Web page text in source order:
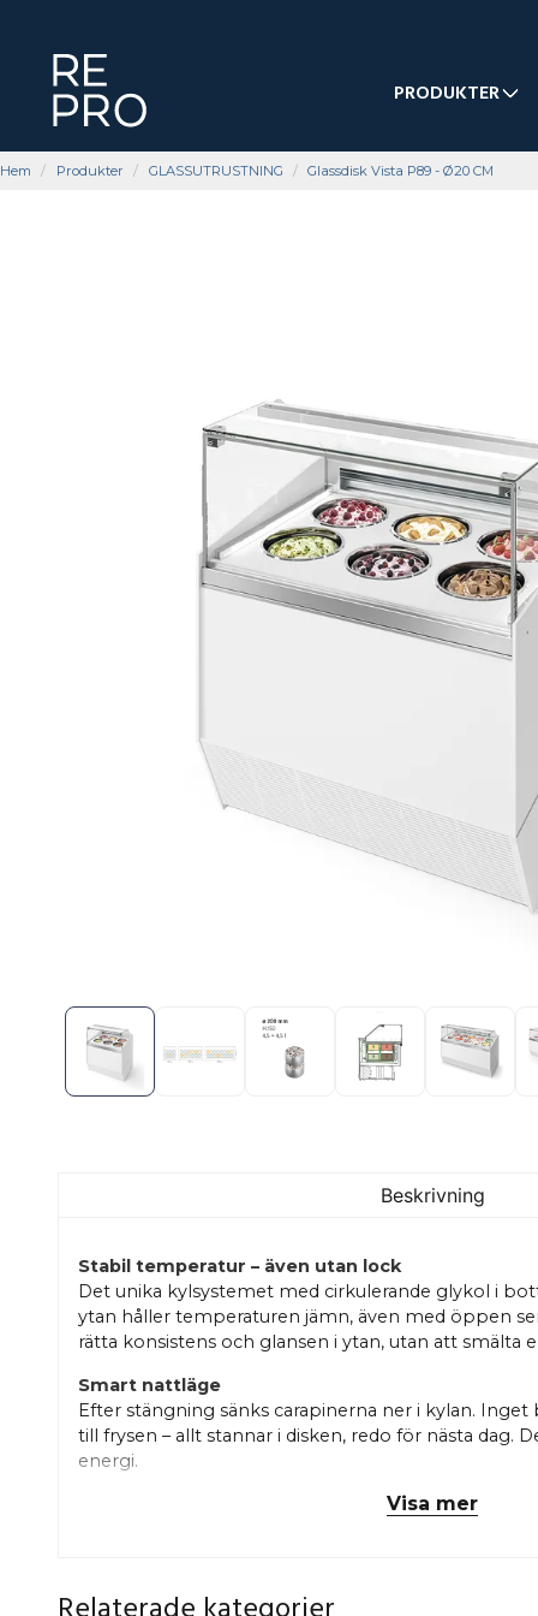
PRODUKTER
Hem Produkter GLASSUTRUSTNING Glassdisk Vista P89 - Ø20 CM
Beskrivning
Stabil temperatur – även utan lock
Det unika kylsystemet med cirkulerande glykol i
ytan håller temperaturen jämn, även med öppen
rätta konsistens och glansen i ytan, utan att smälta
Smart nattläge
Efter stängning sänks carapinerna ner i kylan.
till frysen – allt stannar i disken, redo för nästa dag.
energi.
gör att glassen står i centrum. LED-belysningen är
Visa mer